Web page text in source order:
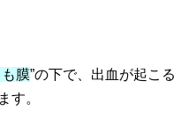
も膜”の下で、出血が起こる
す。